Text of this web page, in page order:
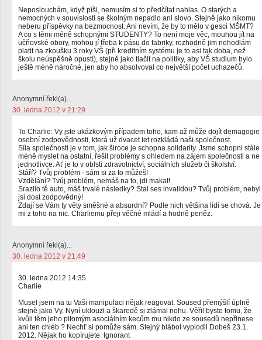
Neposlouchám, když píši, nemusím si to předčítat nahlas. O starých a
nemocných v souvislosti se školným nepadlo ani slovo. Stejně jako nikomu
neberu příspěvky na bezmocnost. Ani nevím, že by to mělo v gesci MŠMT?
A co s těmi méně schopnými STUDENTY? To není moje věc, mouhou jít na
učňovské obory, mohou jí třeba k pásu do fabriky, rozhodně jim nehodlám
platit na zkoušku 3 roky VŠ (při kreditním systému je to asi tak doba, než
školu neúspěšně opustí), stejně jako tlačit na politiky, aby VŠ studium bylo
ještě méně náročné, jen aby ho absolvoval co největší počet uchazečů.
Anonymní řekl(a)...
30. ledna 2012 v 21:29
To Charlie: Vy jste ukázkovým případem toho, kam až může dojít demagogie
osobní zodpovědnosti, která už dvacet let rozkládá naši společnost.
Síla společnosti je v tom, jak široce je schopna solidarity. Jsme schopni stále
méně myslet na ostatní, řešit problémy s ohledem na zájem společnosti a ne
jednotlivce. Ať je to v oblsti zdravotnictví, sociálních služeb či školství.
Stáří? Tvůj problém - sám si za to můžeš!
Vzdělání? Tvůj problém, nemáš na to, jdi makat!
Srazilo tě auto, máš trvalé následky? Stal ses invalidou? Tvůj problém, nebyl
jsi dost zodpovědný!
Zdají se Vám ty věty směšné a absurdní? Podle nich většina lidí se chová. Je
mi z toho na nic. Charliemu přeji věčné mládí a hodně peněz.
Anonymní řekl(a)...
30. ledna 2012 v 21:49
30. ledna 2012 14:35
Charlie
Musel jsem na tu Vaši manipulaci nějak reagovat. Soused přemýšlí úplně
stejně jako Vy. Nyní uklouzl a škaredě si zlámal nohu. Věřil byste tomu, že
kvůli těm jeho pitomým asociálním kecům mu nikdo ze sousedů nepřinese
ani ten chléb ? Nechť si pomůže sám. Stejný blábol vyplodil Dobeš 23.1.
2012. Nějak ho kopírujete. Ignorant